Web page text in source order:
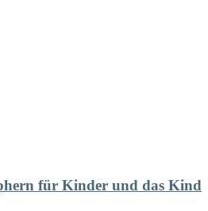
für Kinder und das Kind